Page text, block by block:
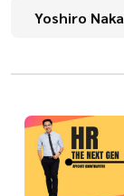
Yoshiro